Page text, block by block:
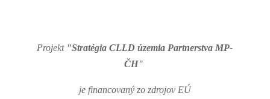
Projekt "Stratégia CLLD územia Partnerstva MP-
ČH"
je financovaný zo zdrojov EÚ